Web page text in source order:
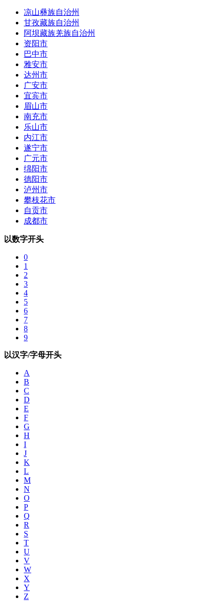
凉山彝族自治州
甘孜藏族自治州
阿坝藏族羌族自治州
资阳市
巴中市
雅安市
达州市
广安市
宜宾市
眉山市
南充市
乐山市
内江市
遂宁市
广元市
绵阳市
德阳市
泸州市
攀枝花市
自贡市
成都市
以数字开头
0
1
2
3
4
5
6
7
8
9
以汉字/字母开头
A
B
C
D
E
F
G
H
I
J
K
L
M
N
O
P
Q
R
S
T
U
V
W
X
Y
Z